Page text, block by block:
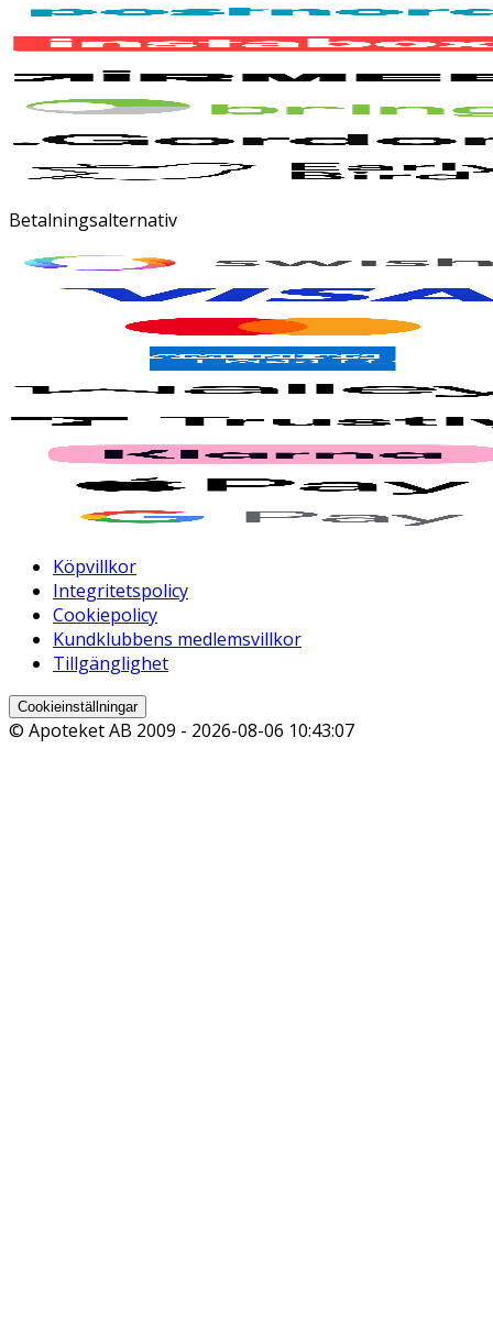
Betalningsalternativ
Köpvillkor
Integritetspolicy
Cookiepolicy
Kundklubbens medlemsvillkor
Tillgänglighet
Cookieinställningar
© Apoteket AB 2009 - 2026-08-06 10:43:07